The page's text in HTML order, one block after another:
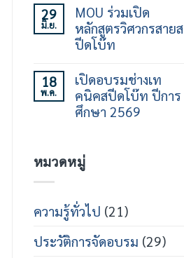
ที่
21
เฉพาะ
ทาง
ใน
วงการ
เร็ว
เห็น
บน
พิธี
ร่วม
นาม
หลักสูตร
วิศวกรรม
สาย
เรือ
29
มิ.ย.
MOU ร่วมเปิด
หลักสูตรวิศวกรสายส
ปีดโบ๊ท
ความ
เห็น
บน
MOU
ร่วม
กร
สาย
โบ๊ท
18
พ.ค.
เปิดอบรมช่างเท
คนิคสปีดโบ๊ท ปีการ
ศึกษา 2569
บน
เปิด
เท
คนิคส
โบ๊ท
ปี
หมวดหมู่
ความรู้ทั่วไป (21)
ประวัติการจัดอบรม (29)